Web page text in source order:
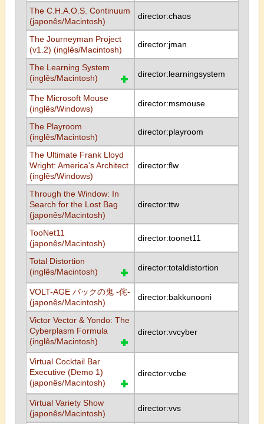
The C.H.A.O.S. Continuum
(japonês/Macintosh)
director:chaos
The Journeyman Project
(v1.2) (inglês/Macintosh)
director:jman
The Learning System
(inglês/Macintosh)
director:learningsystem
The Microsoft Mouse
(inglês/Windows)
director:msmouse
The Playroom
(inglês/Macintosh)
director:playroom
The Ultimate Frank Lloyd
Wright: America's Architect
(inglês/Windows)
director:flw
Through the Window: In
Search for the Lost Bag
(japonês/Macintosh)
director:ttw
TooNet11
(japonês/Macintosh)
director:toonet11
Total Distortion
(inglês/Macintosh)
director:totaldistortion
VOLT-AGE バックの鬼 -侘-
(japonês/Macintosh)
director:bakkunooni
Victor Vector & Yondo: The
Cyberplasm Formula
(inglês/Macintosh)
director:vvcyber
Virtual Cocktail Bar
Executive (Demo 1)
(japonês/Macintosh)
director:vcbe
Virtual Variety Show
(japonês/Macintosh)
director:vvs